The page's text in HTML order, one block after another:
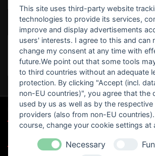
BEWERTUNGEN
SCHREIBEN SIE
Seien Sie der Erste, der
eine Bewertung schreibt
!
UNSERE SPEZIALANGEBOTE
This site uses third-party website
technologies to provide its services,
improve and display advertisements
users' interests. I agree to this and can
change my consent at any time with
future.We point out that some tools
to third countries without an adequate
protection. By clicking "Accept (incl.
non-EU countries)", you agree that the
used by us as well as by the
providers (also from non-EU
course, change your cookie settings at
Necessary